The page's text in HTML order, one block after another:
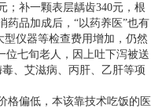
；补一颗表层龋齿340元，根
品加成后，“以药养医”也有
型仪器等检查费用增加，仍然
位七旬老人，因上吐下泻被送
、艾滋病、丙肝、乙肝等项
格偏低，本该靠技术吃饭的医